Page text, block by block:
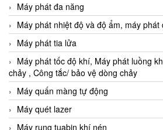
Máy phát đa năng
Máy phát nhiệt độ và độ ẩm, máy phát
Máy phát tia lửa
Máy phát tốc độ khí, Máy phát luồng
chảy , Công tắc/ bảo vệ dòng chảy
Máy quấn màng tự động
Máy quét lazer
Máy rung tuabin khí nén